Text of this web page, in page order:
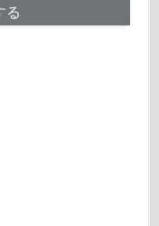
る